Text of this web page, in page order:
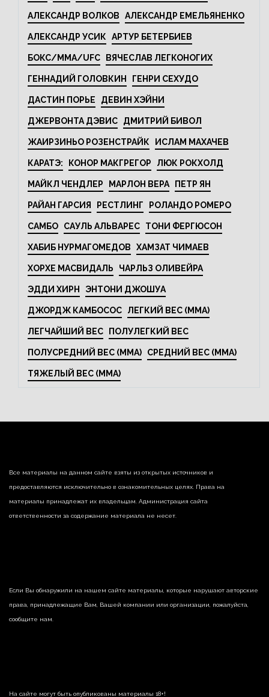
АЛЕКСАНДР ВОЛКОВ АЛЕКСАНДР ЕМЕЛЬЯНЕНКО
АЛЕКСАНДР УСИК АРТУР БЕТЕРБИЕВ
БОКС/MMA/UFC ВЯЧЕСЛАВ ЛЕГКОНОГИХ
ГЕННАДИЙ ГОЛОВКИН ГЕНРИ СЕХУДО
ДАСТИН ПОРЬЕ ДЕВИН ХЭЙНИ
ДЖЕРВОНТА ДЭВИС ДМИТРИЙ БИВОЛ
ЖАИРЗИНЬО РОЗЕНСТРАЙК ИСЛАМ МАХАЧЕВ
КАРАТЭ: КОНОР МАКГРЕГОР ЛЮК РОКХОЛД
МАЙКЛ ЧЕНДЛЕР МАРЛОН ВЕРА ПЕТР ЯН
РАЙАН ГАРСИЯ РЕСТЛИНГ РОЛАНДО РОМЕРО
САМБО САУЛЬ АЛЬВАРЕС ТОНИ ФЕРГЮСОН
ХАБИБ НУРМАГОМЕДОВ ХАМЗАТ ЧИМАЕВ
ХОРХЕ МАСВИДАЛЬ ЧАРЛЬЗ ОЛИВЕЙРА
ЭДДИ ХИРН ЭНТОНИ ДЖОШУА
ДЖОРДЖ КАМБОСОС ЛЕГКИЙ ВЕС (MMA)
ЛЕГЧАЙШИЙ ВЕС ПОЛУЛЕГКИЙ ВЕС
ПОЛУСРЕДНИЙ ВЕС (MMA) СРЕДНИЙ ВЕС (MMA)
ТЯЖЕЛЫЙ ВЕС (MMA)
Все материалы на данном сайте взяты из открытых источников и
предоставляются исключительно в ознакомительных целях. Права на
материалы принадлежат их владельцам. Администрация сайта
ответственности за содержание материала не несет.
Если Вы обнаружили на нашем сайте материалы, которые нарушают авторские
права, принадлежащие Вам, Вашей компании или организации, пожалуйста,
сообщите нам.
На сайте могут быть опубликованы материалы 18+!